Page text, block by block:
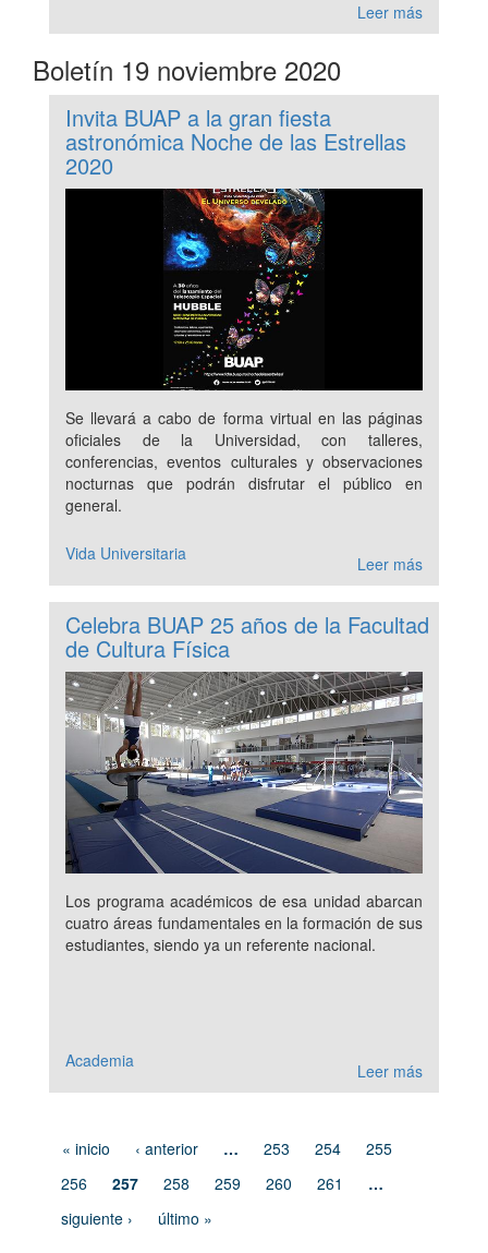
Leer más
Boletín 19 noviembre 2020
Invita BUAP a la gran fiesta
astronómica Noche de las Estrellas
2020
Se llevará a cabo de forma virtual en las páginas
oficiales de la Universidad, con talleres,
conferencias, eventos culturales y observaciones
nocturnas que podrán disfrutar el público en
general.
Vida Universitaria Leer más
Celebra BUAP 25 años de la Facultad
de Cultura Física
Los programa académicos de esa unidad abarcan
cuatro áreas fundamentales en la formación de sus
estudiantes, siendo ya un referente nacional.
Academia Leer más
« inicio ‹ anterior … 253 254
255
256
257 258 259 260 261
…
siguiente ›
último »